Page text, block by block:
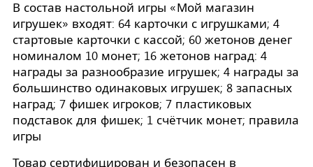
В состав настольной игры «Мой магазин
игрушек» входят: 64 карточки с игрушками; 4
стартовые карточки с кассой; 60 жетонов денег
номиналом 10 монет; 16 жетонов наград: 4
награды за разнообразие игрушек; 4 награды за
большинство одинаковых игрушек; 8 запасных
наград; 7 фишек игроков; 7 пластиковых
подставок для фишек; 1 счётчик монет; правила
игры
Товар сертифицирован и безопасен в